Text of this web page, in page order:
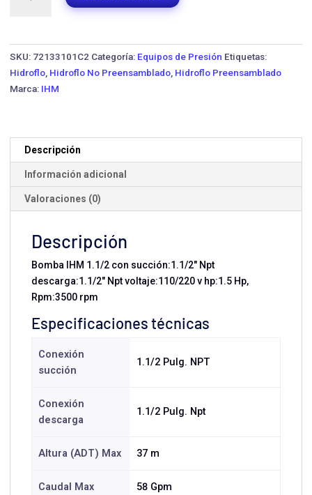
Monofásica
cantidad
SKU: 72133101C2 Categoría: Equipos de Presión Etiquetas:
Hidroflo Hidroflo No Preensamblado Hidroflo Preensamblado
Marca: IHM
Descripción
Información adicional
Valoraciones (0)
Descripción
Bomba IHM 1.1/2 con succión:1.1/2" Npt
descarga:1.1/2" Npt voltaje:110/220 v hp:1.5 Hp,
Rpm:3500 rpm
Especificaciones técnicas
Conexión
succión
1.1/2 Pulg. NPT
Conexión
descarga
1.1/2 Pulg. Npt
Altura (ADT) Max 37 m
Caudal Max 58 Gpm